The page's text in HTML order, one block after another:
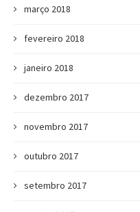
março 2018
fevereiro 2018
janeiro 2018
dezembro 2017
novembro 2017
outubro 2017
setembro 2017